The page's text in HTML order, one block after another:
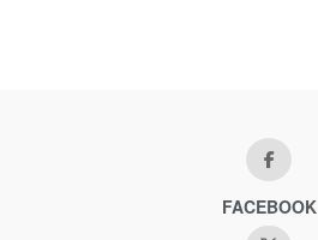
FACEBOOK